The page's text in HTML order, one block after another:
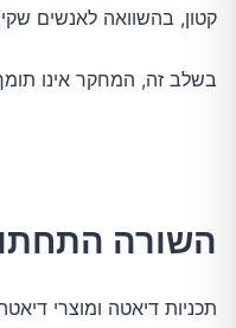
קטון, בהשוואה לאנשים
בשלב זה, המחקר אינו
השורה
תכניות דיאטה ומוצרי